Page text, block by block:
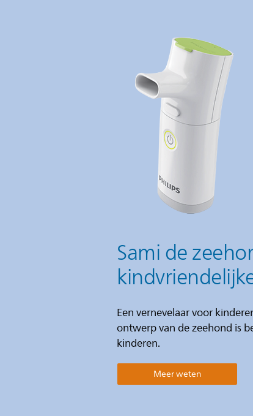
Sami de
Een vernevelaar voor
ontwerp van de zeehond is
kinderen.
Meer weten